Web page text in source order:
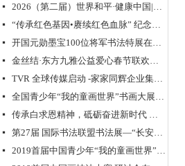
넷 2026（第二届）世界和平·健康中国|全球华人福运五洲·世界和平祈愿盛典暨全球华侨华人送“福”活动
넷 “传承红色基因•赓续红色血脉” 纪念中国人民抗日战争暨世界反法西斯战争胜利 80 周年
넷 开国元勋墨宝100位将军书法特展在高唐举办
넷 金丝结·东方九雅公益爱心春节联欢晚会隆重举行
넷 TVR 全球传媒启动 -家家同辉企业集团成立 新闻发布会在浙江.乌镇隆重举行
넷 全国青少年“我的童画世界”书画大展大型公益活动北京总决赛颁奖典礼
넷 传承白求恩精神，砥砺奋进新时代 纪念白求恩80周年研讨会
넷 第27届 国际书法联盟书法展—“长安国际书法邀请展”在西安大明宫国家遗址公园丹凤门博物馆启幕
넷 2019首届中国青少年“我的童画世界”书画大展启动仪式在长城脚下拉开帷幕